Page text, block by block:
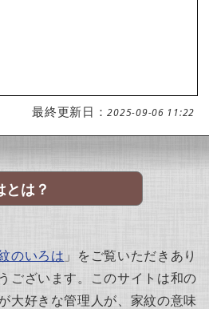
最終更新日：2025-09-06 11:22
とは？
のいろは 」をご覧いただきあり
ございます。このサイトは和の
大好きな管理人が、家紋の意味